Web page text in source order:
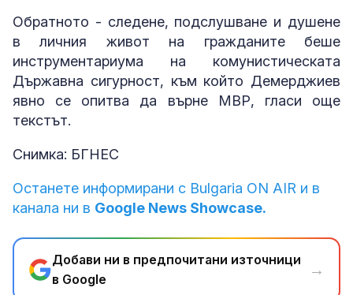
Обратното - следене, подслушване и душене
в личния живот на гражданите беше
инструментариума на комунистическата
Държавна сигурност, към който Демерджиев
явно се опитва да върне МВР, гласи още
текстът.
Снимка: БГНЕС
Останете информирани с Bulgaria ON AIR и в
канала ни в Google News Showcase.
Добави ни в предпочитани източници
в Google
→